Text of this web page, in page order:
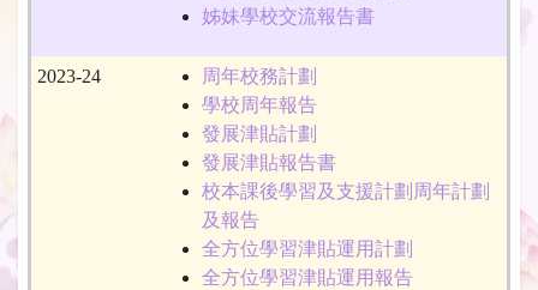
姊妹學校交流報告書
2023-24
周年校務計劃
學校周年報告
發展津貼計劃
發展津貼報告書
校本課後學習及支援計劃周年計劃
及報告
全方位學習津貼運用計劃
全方位學習津貼運用報告